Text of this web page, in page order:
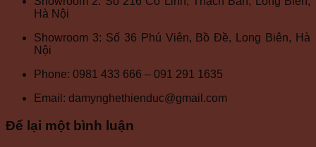
Hà Nội
Showroom 3: Số 36 Phú Viên, Bồ Đề, Long Biên, Hà
Nội
Phone: 0981 433 666 – 091 291 1635
Email: damynghethienduc@gmail.com
Để lại một bình luận